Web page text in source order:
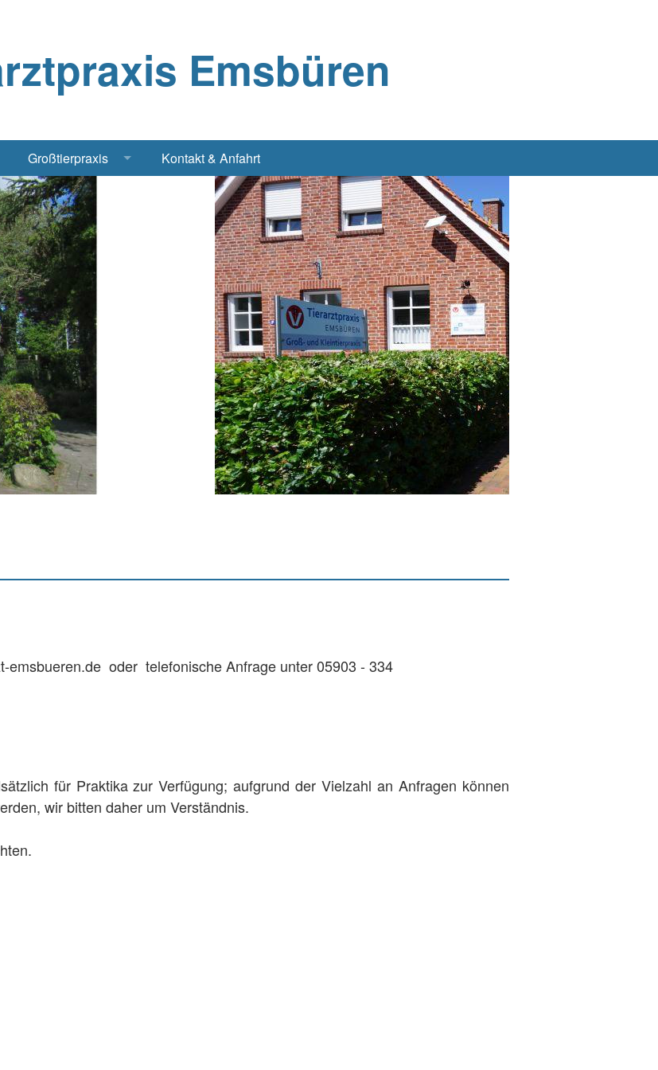
Emsbüren
Narkose
Großtierpraxis
Bestandsbetreuung Schwein
Bestandsbetreuung Rind
Pferde
Geflügel, Tauben, Hühner
Kontakt & Anfahrt
emsbueren.de oder telefonische Anfrage unter 05903 - 334
für Praktika zur Verfügung; aufgrund der Vielzahl an Anfragen können
wir bitten daher um Verständnis.